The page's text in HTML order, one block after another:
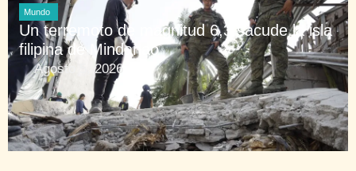
Mundo
Un terremoto de magnitud 6,3 sacude la isla
filipina de Mindanao
Agosto 5, 2026